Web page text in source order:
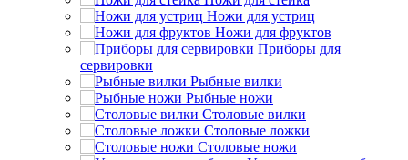
Ножи для устриц
Ножи для фруктов
Приборы для
сервировки
Рыбные вилки
Рыбные ножи
Столовые вилки
Столовые ложки
Столовые ножи